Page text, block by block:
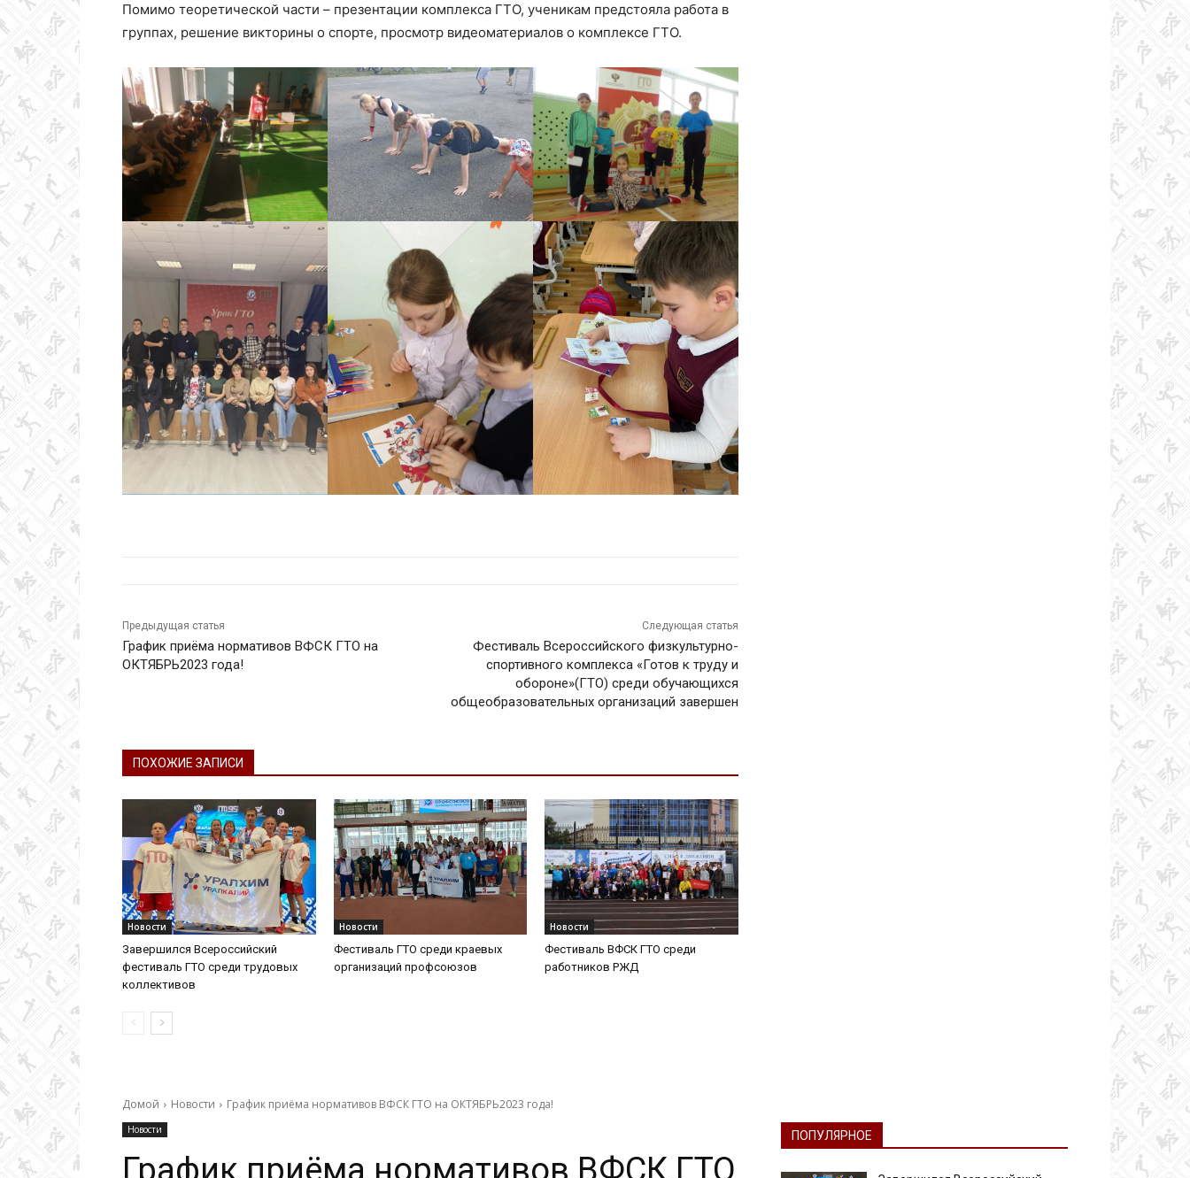
Помимо теоретической части – презентации комплекса ГТО, ученикам предстояла работа в
группах, решение викторины о спорте, просмотр видеоматериалов о комплексе ГТО.
Предыдущая статья
График приёма нормативов ВФСК ГТО на
ОКТЯБРЬ2023 года!
Следующая статья
Фестиваль Всероссийского физкультурно-
спортивного комплекса «Готов к труду и
обороне»(ГТО) среди обучающихся
общеобразовательных организаций завершен
ПОХОЖИЕ ЗАПИСИ
Новости
Завершился Всероссийский
фестиваль ГТО среди трудовых
коллективов
Новости
Фестиваль ГТО среди краевых
организаций профсоюзов
Новости
Фестиваль ВФСК ГТО среди
работников РЖД